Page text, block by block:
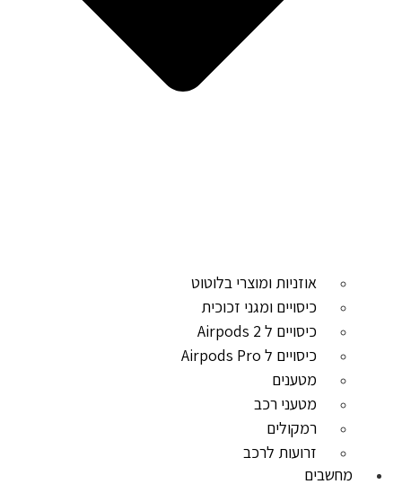
אוזניות ומוצרי בלוטוט
כיסויים ומגני זכוכית
כיסויים ל Airpods 2
כיסויים ל Airpods Pro
מטענים
מטעני רכב
רמקולים
זרועות לרכב
מחשבים